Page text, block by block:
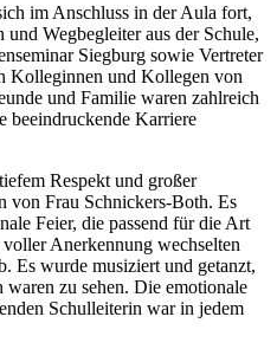
im Anschluss in der Aula fort,
Wegbegleiter aus der Schule,
Siegburg sowie Vertreter
Kolleginnen und Kollegen von
und Familie waren zahlreich
beeindruckende Karriere
Respekt und großer
von Frau Schnickers-Both. Es
Feier, die passend für die Art
Anerkennung wechselten
Es wurde musiziert und getanzt,
waren zu sehen. Die emotionale
Schulleiterin war in jedem